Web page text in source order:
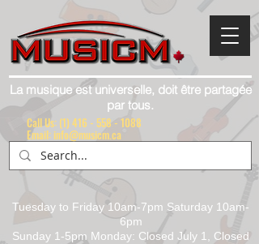
La musique est universelle, doit être partagée
par tous.
Tuesday to Friday 10am-7pm Saturday 10am-
6pm
Sunday 1-5pm Monday: Closed July 1, Closed
Call Us: (1) 416 - 558 - 1088
Email: info@musicm.ca